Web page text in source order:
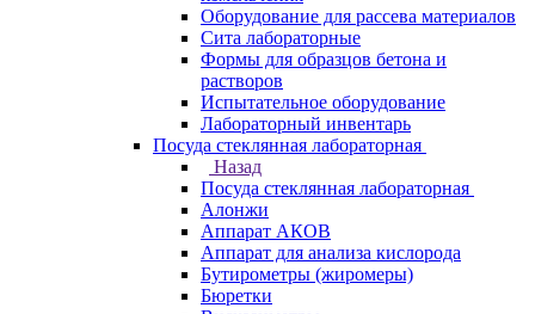
Оборудование для рассева материалов
Сита лабораторные
Формы для образцов бетона и
растворов
Испытательное оборудование
Лабораторный инвентарь
Посуда стеклянная лабораторная
Назад
Посуда стеклянная лабораторная
Алонжи
Аппарат АКОВ
Аппарат для анализа кислорода
Бутирометры (жиромеры)
Бюретки